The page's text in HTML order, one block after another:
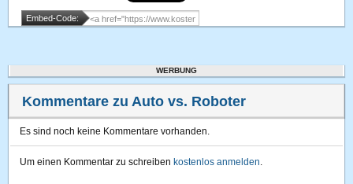
Embed-Code:
WERBUNG
Kommentare zu Auto vs. Roboter
Es sind noch keine Kommentare vorhanden.
Um einen Kommentar zu schreiben kostenlos anmelden.